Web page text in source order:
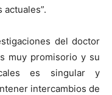
del doctor
muy promisorio y su
es singular y
intercambios de